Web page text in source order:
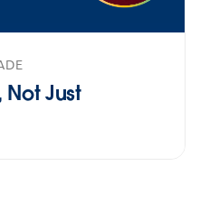
Not Just